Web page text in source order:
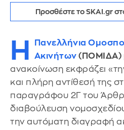
Προσθέστε το SKAI.gr
Η
Πανελλήνια
Ακινήτων (ΠΟΜΙΔΑ)
ανακοίνωση εκφράζει
και πλήρη αντίθεσή της
παραγράφου 2Γ του
διαβούλευση
την αυτόματη διαγραφή